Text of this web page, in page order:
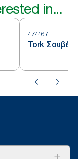
in...
474467
Tork Σουβέρ